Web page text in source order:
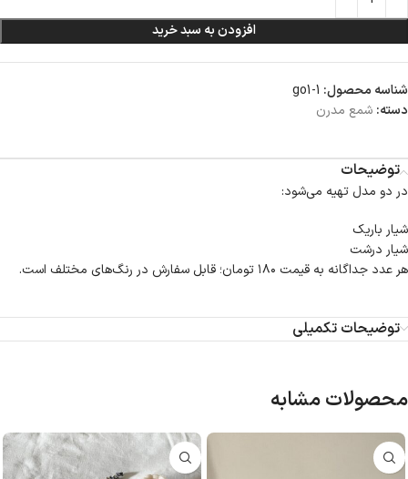
افزودن به سبد خرید
شناسه محصول: go1-1
دسته: شمع مدرن
توضیحات
در دو مدل تهیه می‌شود:
شیار باریک
شیار درشت
هر عدد جداگانه به قیمت ۱۸۰ تومان؛ قابل سفارش در رنگ‌های مختلف است.
توضیحات تکمیلی
محصولات مشابه